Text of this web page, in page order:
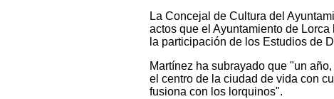
La Concejal de Cultura del
actos que el Ayuntamiento de
la participación de los Estudios de
Martínez ha subrayado que "un
el centro de la ciudad de vida con
fusiona con los lorquinos".